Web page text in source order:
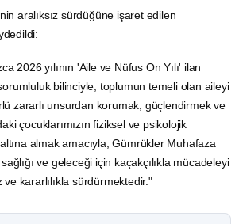
aralıksız sürdüğüne işaret edilen
2026 yılının 'Aile ve Nüfus On Yılı' ilan
bilinciyle, toplumun temeli olan aileyi
zararlı unsurdan korumak, güçlendirmek ve
çocuklarımızın fiziksel ve psikolojik
almak amacıyla, Gümrükler Muhafaza
ve geleceği için kaçakçılıkla mücadeleyi
ve kararlılıkla sürdürmektedir."